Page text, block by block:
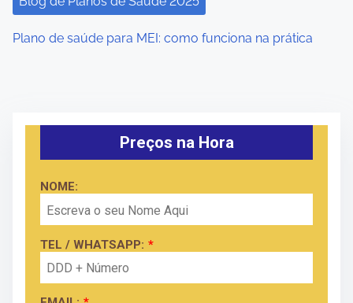
Plano de saúde para MEI: como funciona na prática